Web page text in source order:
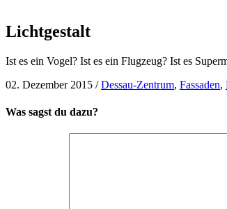
Lichtgestalt
Ist es ein Vogel? Ist es ein Flugzeug? Ist es
02. Dezember 2015 /Dessau-Zentrum, Fassaden,
Was sagst du dazu?